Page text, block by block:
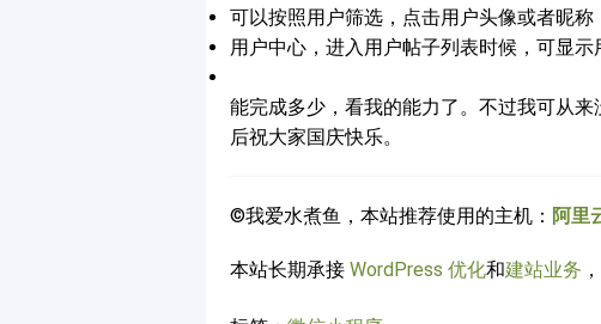
可以按照用户筛选，点击用户头像或者昵称
用户中心，进入用户帖子列表时候，可显
能完成多少，看我的能力了。不过我可从
后祝大家国庆快乐。
©我爱水煮鱼，本站推荐使用的主机： 阿里
本站长期承接 WordPress 优化和建站业务